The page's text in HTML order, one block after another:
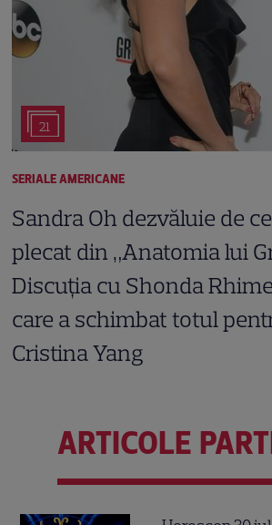
21
SERIALE AMERICANE
Sandra Oh dezvăluie de
plecat din „Anatomia lui
Discuția cu Shonda
care a schimbat totul
Cristina Yang
ARTICOLE